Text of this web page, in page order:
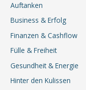
Auftanken
Business & Erfolg
Finanzen & Cashflow
Fülle & Freiheit
Gesundheit & Energie
Hinter den Kulissen